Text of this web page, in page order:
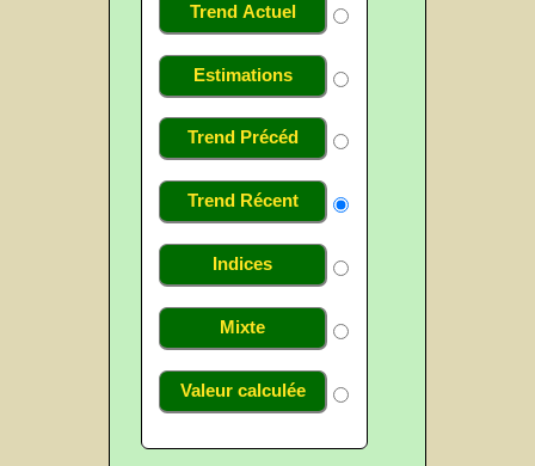
Trend Actuel
Estimations
Trend Précéd
Trend Récent
Indices
Mixte
Valeur calculée